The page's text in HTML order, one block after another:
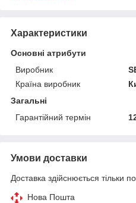
Характеристики
Основні атрибути
Виробник
Країна виробник
Загальні
Гарантійний термін
Умови доставки
Доставка здійснюється тільки
Нова Пошта